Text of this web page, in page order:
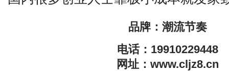
品牌：潮流节奏
电话：19910229448
网址：www.cljz8.cn